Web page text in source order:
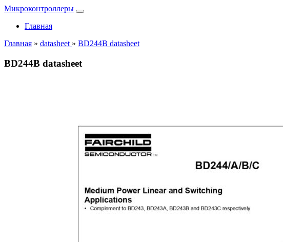
Микроконтроллеры
Главная
Главная » datasheet » BD244B datasheet
BD244B datasheet